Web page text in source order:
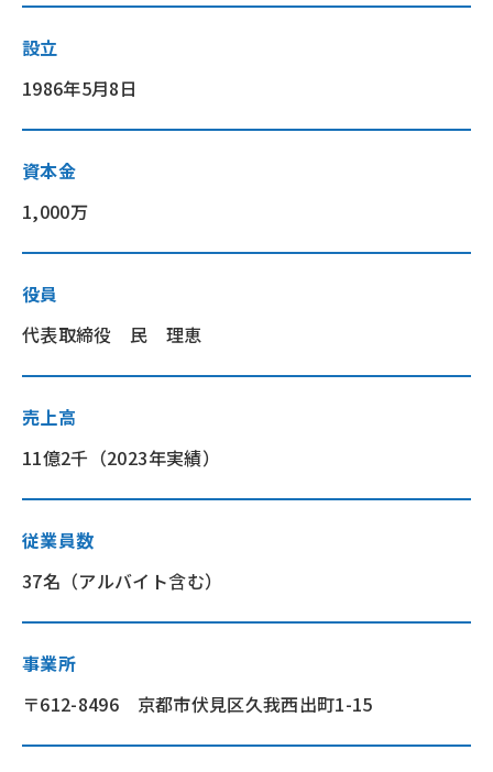
設立
1986年5月8日
資本金
1,000万
役員
代表取締役 民 理恵
売上高
11億2千（2023年実績）
従業員数
37名（アルバイト含む）
事業所
〒612-8496 京都市伏見区久我西出町1-15